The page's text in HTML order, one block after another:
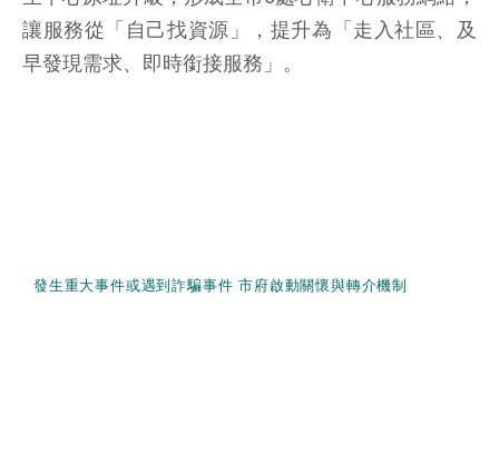
讓服務從「自己找資源」，提升為「走入社區、及
早發現需求、即時銜接服務」。
發生重大事件或遇到詐騙事件 市府啟動關懷與轉介機制